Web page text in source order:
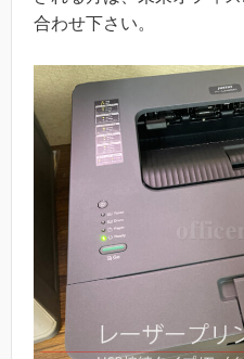
合わせ下さい。